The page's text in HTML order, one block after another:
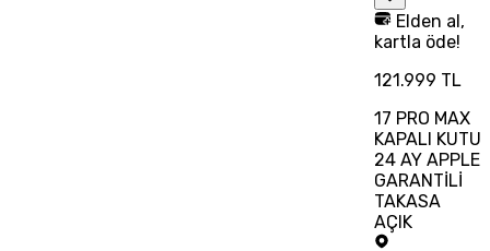
Elden al,
kartla öde!
121.999 TL
17 PRO MAX
KAPALI KUTU
24 AY APPLE
GARANTİLİ
TAKASA
AÇIK